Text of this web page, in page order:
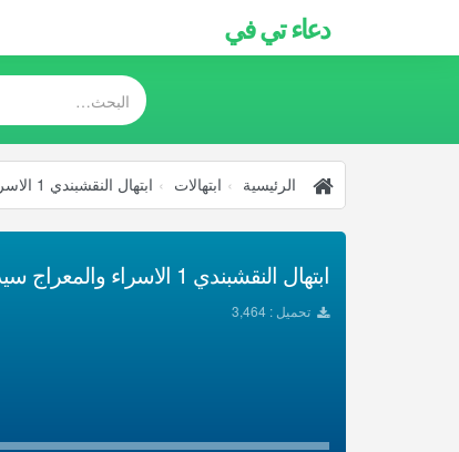
دعاء تي في
الرئيسية ابتهالات ابتهال النقشبندي 1 الاسراء والمعراج سيد النقشبندي ابتهالات أناشيد
ابتهال النقشبندي 1 الاسراء والمعراج سيد النقشبندي ابتهالات أناشيد تحميل Mp3
تحميل : 3,464